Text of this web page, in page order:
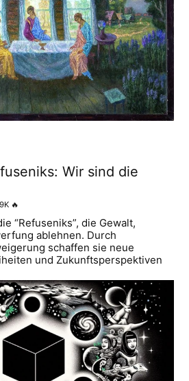
Wir sind die
🔥
“Refuseniks”, die Gewalt,
ablehnen. Durch
schaffen sie neue
und Zukunftsperspektiven